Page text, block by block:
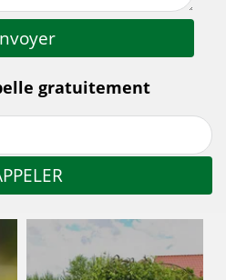
gratuitement